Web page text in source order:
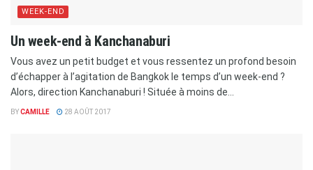
WEEK-END
Un week-end à Kanchanaburi
Vous avez un petit budget et vous ressentez un profond besoin
d’échapper à l’agitation de Bangkok le temps d’un week-end ?
Alors, direction Kanchanaburi ! Située à moins de...
BYCAMILLE 28 AOÛT 2017